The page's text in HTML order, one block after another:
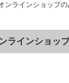
ラインショップ
ラインショッ